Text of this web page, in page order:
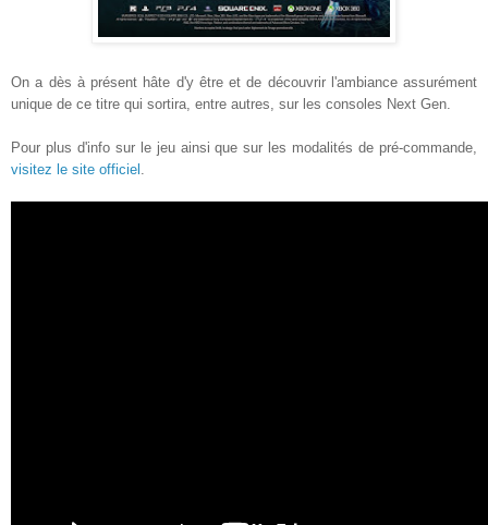
On a dès à présent hâte d'y être et de découvrir l'ambiance assurément
unique de ce titre qui sortira, entre autres, sur les consoles Next Gen.
Pour plus d'info sur le jeu ainsi que sur les modalités de pré-commande,
visitez le site officiel